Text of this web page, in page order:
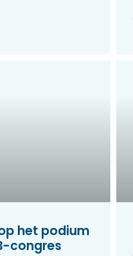
het podium
congres